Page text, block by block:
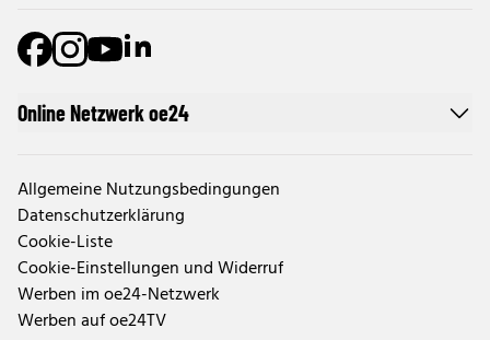
Online Netzwerk oe24
Allgemeine Nutzungsbedingungen
Datenschutzerklärung
Cookie-Liste
Cookie-Einstellungen und Widerruf
Werben im oe24-Netzwerk
Werben auf oe24TV